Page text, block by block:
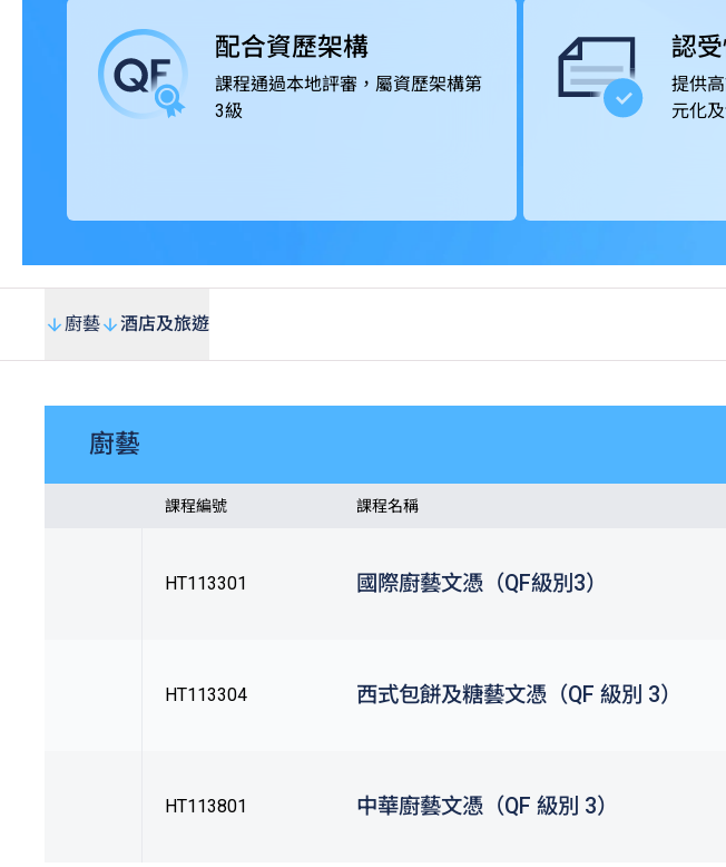
配合資歷架構
課程通過本地評審，屬資歷架構第
3級
認
提供
元化
廚藝 酒店及旅遊
廚藝
課程編號 課程名稱
HT113301 國際廚藝文憑（QF級別3）
HT113304 西式包餅及糖藝文憑（QF 級別 3）
HT113801 中華廚藝文憑（QF 級別 3）